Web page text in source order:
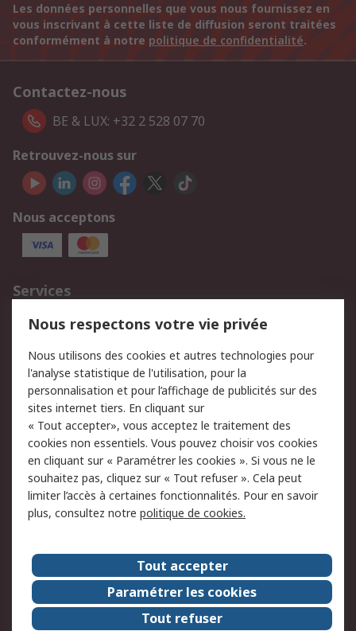
Les données personnelles que vous nous fournissez en
vous inscrivant à cette liste de diffusion seront traitées
conformément à notre politique de confidentialité.
Contactez-nous
BE & LUX: +32 2 528 07 70
Retrouvez-nous sur
Nous acceptons
Services
750.000 produits
2.500 marques
Retours
Support technique
Track & trace
Legal
Politique de cookies
Sécurité des e-mails
Politique de protection
des données - Mise à
jour
Conditions générales
de vente
A propos de RS
Le groupe RS Group
A propos de RS
RS dans le monde
Travaillez chez RS
Nous respectons votre vie privée
Nous utilisons des cookies et autres technologies pour
l'analyse statistique de l'utilisation, pour la
personnalisation et pour l’affichage de publicités sur des
sites internet tiers. En cliquant sur
« Tout accepter», vous acceptez le traitement des
cookies non essentiels. Vous pouvez choisir vos cookies
en cliquant sur « Paramétrer les cookies ». Si vous ne le
souhaitez pas, cliquez sur « Tout refuser ». Cela peut
limiter l’accès à certaines fonctionnalités. Pour en savoir
plus, consultez notre politique de cookies.
Tout accepter
Paramétrer les cookies
Tout refuser